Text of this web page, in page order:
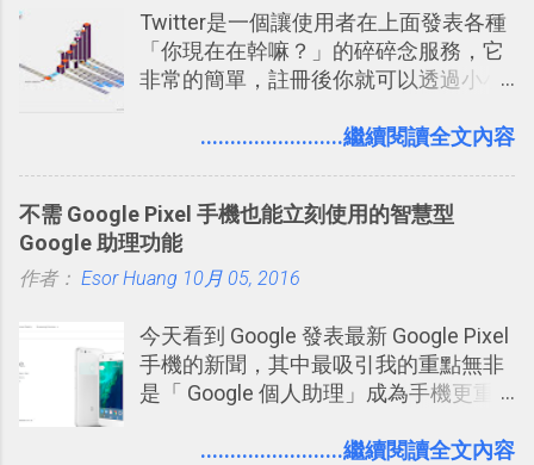
品：「 King of Thieves 」，這是一款
玩法與眾不同的 PVP 偷竊對戰遊戲 。
Twitter是一個讓使用者在上面發表各種
「你現在在幹嘛？」的碎碎念服務，它
非常的簡單，註冊後你就可以透過小小
文，你可以真的在上面說明你在做什
牢騷，或許你也想要透過Twitter來詢問
什麼事情。各式各樣被發表的
「twitter」會像資訊之河一樣在首頁、
不管是採用什麼樣的方式利用Twitter，
沒有人會有意見，這是我覺得Twitter很
自由也很有趣的一個地方，我可以無拘
利用Twitter來嘗試各種可能。例如 目前
........................繼續閱讀全文內容
不需 Google Pixel 手機也能立刻使用的智慧型
Google 助理功能
作者： Esor Huang 10月 05, 2016
今天看到 Google 發表最新 Google Pixel
手機的新聞，其中最吸引我的重點無非
是「 Google 個人助理」成為手機更重
「這是他使用過最聰明的一台智慧型手
........................繼續閱讀全文內容